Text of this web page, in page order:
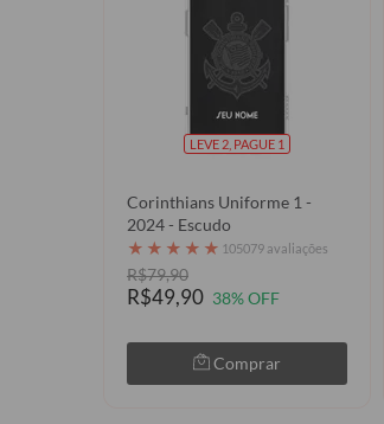
LEVE 2, PAGUE 1
Corinthians Uniforme 1 -
2024 - Escudo
★ ★ ★ ★ ★ 105079 avaliações
R$79,90
R$49,90 38% OFF
Comprar